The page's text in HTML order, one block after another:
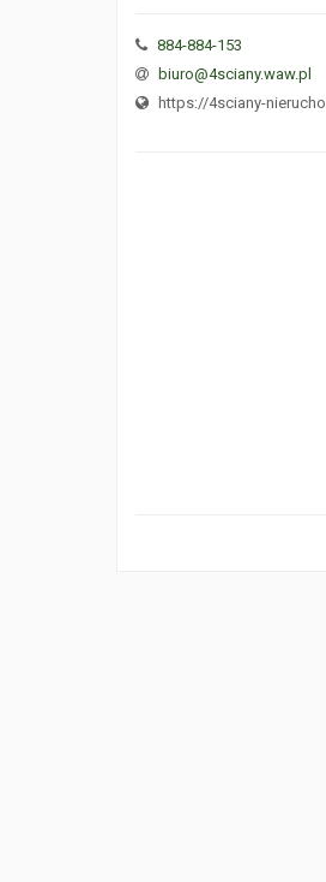
884-884-153
biuro@4sciany.waw.pl
https://4sciany-